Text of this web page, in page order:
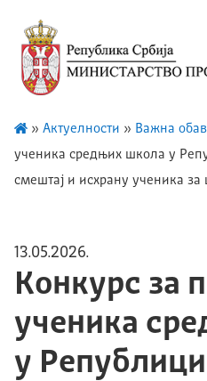
» Актуелности » Важна
ученика средњих школа у
смештај и исхрану ученика
13.05.2026.
Конкурс за
ученика
у